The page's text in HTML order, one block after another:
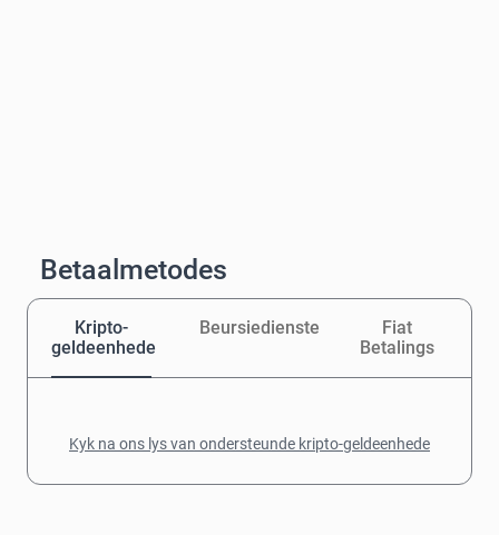
Betaalmetodes
Kripto-
geldeenhede
Beursiedienste
Fiat
Betalings
Kyk na ons lys van ondersteunde kripto-geldeenhede